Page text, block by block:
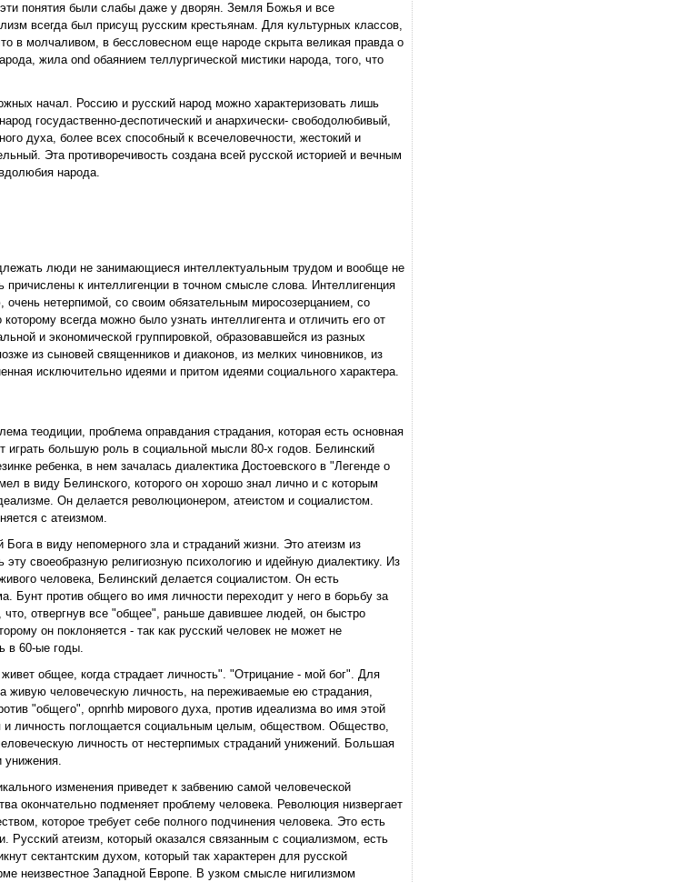
понятия были слабы даже у дворян. Земля Божья и все
всегда был присущ русским крестьянам. Для культурных классов,
в молчаливом, в бессловесном еще народе скрыта великая правда о
жила ond обаянием теллургической мистики народа, того, что
начал. Россию и русский народ можно характеризовать лишь
госудаственно-деспотический и анархически- свободолюбивый,
духа, более всех способный к всечеловечности, жестокий и
Эта противоречивость создана всей русской историей и вечным
народа.
люди не занимающиеся интеллектуальным трудом и вообще не
к интеллигенции в точном смысле слова. Интеллигенция
нетерпимой, со своим обязательным миросозерцанием, со
всегда можно было узнать интеллигента и отличить его от
и экономической группировкой, образовавшейся из разных
из сыновей священников и диаконов, из мелких чиновников, из
исключительно идеями и притом идеями социального характера.
теодиции, проблема оправдания страдания, которая есть основная
играть большую роль в социальной мысли 80-х годов. Белинский
ребенка, в нем зачалась диалектика Достоевского в "Легенде о
в виду Белинского, которого он хорошо знал лично и с которым
Он делается революционером, атеистом и социалистом.
с атеизмом.
в виду непомерного зла и страданий жизни. Это атеизм из
своеобразную религиозную психологию и идейную диалектику. Из
человека, Белинский делается социалистом. Он есть
Бунт против общего во имя личности переходит у него в борьбу за
что, отвергнув все "общее", раньше давившее людей, он быстро
он поклоняется - так как русский человек не может не
в 60-ые годы.
общее, когда страдает личность". "Отрицание - мой бог". Для
живую человеческую личность, на переживаемые ею страдания,
"общего", opnrhb мирового духа, против идеализма во имя этой
и личность поглощается социальным целым, обществом. Общество,
личность от нестерпимых страданий унижений. Большая
изменения приведет к забвению самой человеческой
окончательно подменяет проблему человека. Революция низвергает
которое требует себе полного подчинения человека. Это есть
Русский атеизм, который оказался связанным с социализмом, есть
сектантским духом, который так характерен для русской
неизвестное Западной Европе. В узком смысле нигилизмом